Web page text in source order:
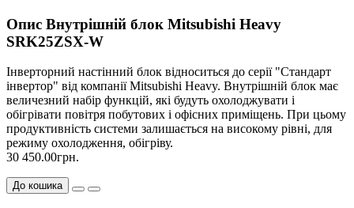
Опис Внутрішній блок Mitsubishi Heavy
SRK25ZSX-W
Інверторний настінний блок відноситься до серії "Стандарт
інвертор" від компанії Mitsubishi Heavy. Внутрішній блок має
величезний набір функцій, які будуть охолоджувати і
обігрівати повітря побутових і офісних приміщень. При цьому
продуктивність системи залишається на високому рівні, для
режиму охолодження, обігріву.
30 450.00грн.
До кошика